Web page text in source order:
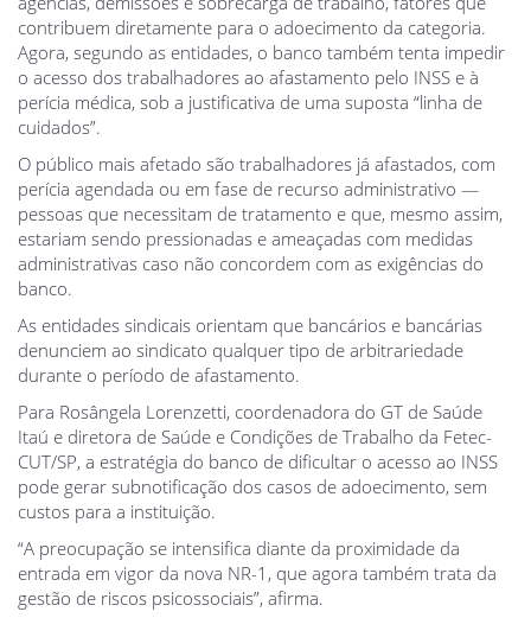
contribuem diretamente para o adoecimento da categoria.
Agora, segundo as entidades, o banco também tenta impedir
o acesso dos trabalhadores ao afastamento pelo INSS e à
perícia médica, sob a justificativa de uma suposta “linha de
cuidados”.
O público mais afetado são trabalhadores já afastados, com
perícia agendada ou em fase de recurso administrativo —
pessoas que necessitam de tratamento e que, mesmo assim,
estariam sendo pressionadas e ameaçadas com medidas
administrativas caso não concordem com as exigências do
banco.
As entidades sindicais orientam que bancários e bancárias
denunciem ao sindicato qualquer tipo de arbitrariedade
durante o período de afastamento.
Para Rosângela Lorenzetti, coordenadora do GT de Saúde
Itaú e diretora de Saúde e Condições de Trabalho da Fetec-
CUT/SP, a estratégia do banco de dificultar o acesso ao INSS
pode gerar subnotificação dos casos de adoecimento, sem
custos para a instituição.
“A preocupação se intensifica diante da proximidade da
entrada em vigor da nova NR-1, que agora também trata da
gestão de riscos psicossociais”, afirma.